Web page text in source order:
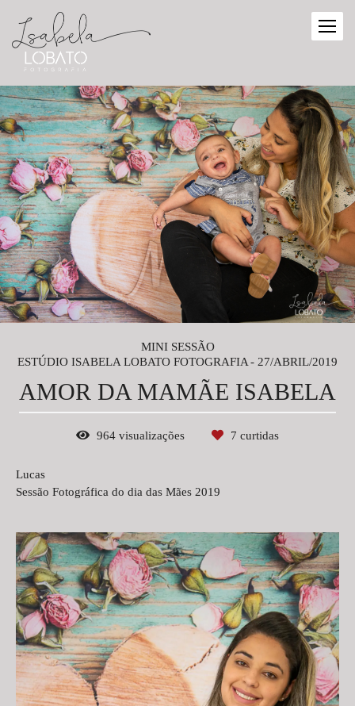
MINI SESSÃO
ESTÚDIO ISABELA LOBATO FOTOGRAFIA
27/ABRIL/2019
AMOR DA MAMÃE ISABELA
964 visualizações 7 curtidas
Lucas
Sessão Fotográfica do dia das Mães 2019